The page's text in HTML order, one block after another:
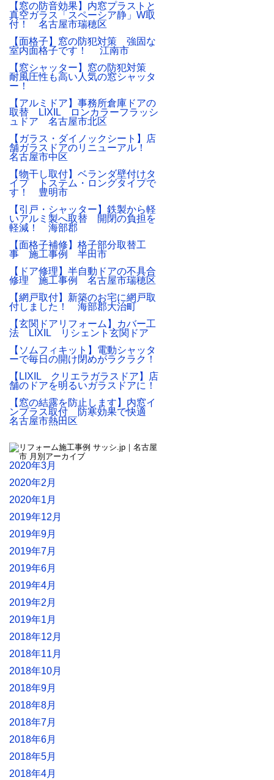
【窓の防音効果】内窓プラストと
真空ガラス「スペーシア静」W取
付！ 名古屋市瑞穂区
【面格子】窓の防犯対策 強固な
室内面格子です！ 江南市
【窓シャッター】窓の防犯対策
耐風圧性も高い人気の窓シャッタ
ー！
【アルミドア】事務所倉庫ドアの
取替 LIXIL ロンカラーフラッシ
ュドア 名古屋市北区
【ガラス・ダイノックシート】店
舗ガラスドアのリニューアル！
名古屋市中区
【物干し取付】ベランダ壁付けタ
イプ トステム・ロングタイプで
す！ 豊明市
【引戸・シャッター】鉄製から軽
いアルミ製へ取替 開閉の負担を
軽減！ 海部郡
【面格子補修】格子部分取替工
事 施工事例 半田市
【ドア修理】半自動ドアの不具合
修理 施工事例 名古屋市瑞穂区
【網戸取付】新築のお宅に網戸取
付しました！ 海部郡大治町
【玄関ドアリフォーム】カバー工
法 LIXIL リシェント玄関ドア
【ソムフィキット】電動シャッタ
ーで毎日の開け閉めがラクラク！
【LIXIL クリエラガラスドア】店
舗のドアを明るいガラスドアに！
【窓の結露を防止します】内窓イ
ンプラス取付 防寒効果で快適
名古屋市熱田区
2020年3月
2020年2月
2020年1月
2019年12月
2019年9月
2019年7月
2019年6月
2019年4月
2019年2月
2019年1月
2018年12月
2018年11月
2018年10月
2018年9月
2018年8月
2018年7月
2018年6月
2018年5月
2018年4月